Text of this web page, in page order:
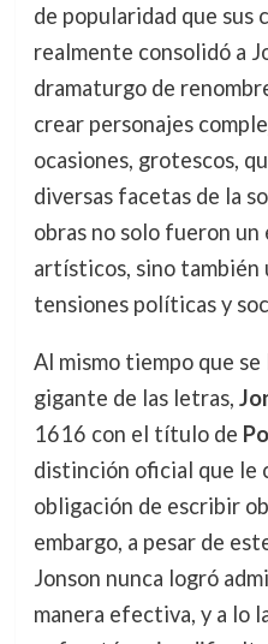
de popularidad que sus
realmente consolidó a
dramaturgo de
crear personajes
ocasiones, grotescos,
diversas facetas de la
obras no solo fueron
artísticos, sino también
tensiones políticas y
Al mismo tiempo que
gigante de las letras,
1616 con el título de
distinción oficial que le
obligación de escribir
embargo, a pesar de
Jonson nunca logró
manera efectiva, y a lo